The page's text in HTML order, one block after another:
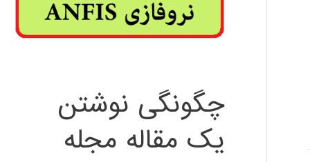
چگونگی نوشتن
یک مقاله مجله